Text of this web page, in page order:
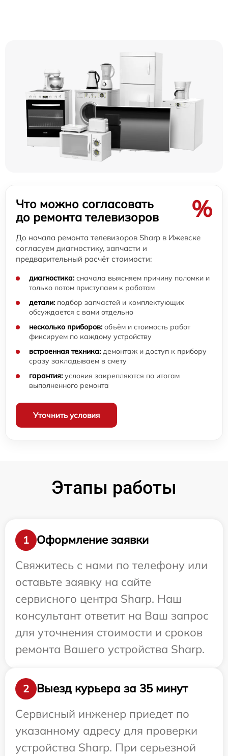
Что можно согласовать
до ремонта телевизоров
%
До начала ремонта телевизоров Sharp в Ижевске
согласуем диагностику, запчасти и
предварительный расчёт стоимости:
диагностика: сначала выясняем причину поломки и
только потом приступаем к работам
детали: подбор запчастей и комплектующих
обсуждается с вами отдельно
несколько приборов: объём и стоимость работ
фиксируем по каждому устройству
встроенная техника: демонтаж и доступ к прибору
сразу закладываем в смету
гарантия: условия закрепляются по итогам
выполненного ремонта
Уточнить условия
Этапы работы
1
Оформление заявки
Свяжитесь с нами по телефону или
оставьте заявку на сайте
сервисного центра Sharp. Наш
консультант ответит на Ваш запрос
для уточнения стоимости и сроков
ремонта Вашего устройства Sharp.
2
Выезд курьера за 35 минут
Сервисный инженер приедет по
указанному адресу для проверки
устройства Sharp. При серьезной